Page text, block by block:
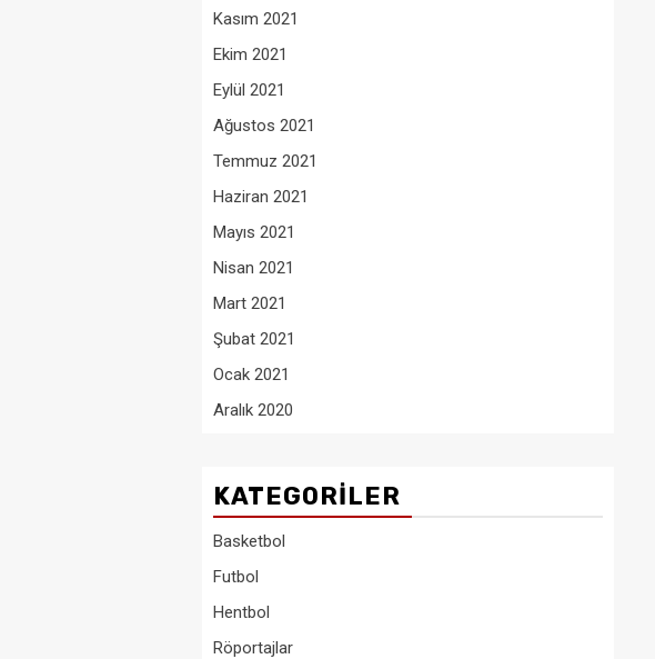
Kasım 2021
Ekim 2021
Eylül 2021
Ağustos 2021
Temmuz 2021
Haziran 2021
Mayıs 2021
Nisan 2021
Mart 2021
Şubat 2021
Ocak 2021
Aralık 2020
KATEGORILER
Basketbol
Futbol
Hentbol
Röportajlar